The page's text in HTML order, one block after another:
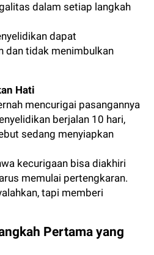
dalam setiap langkah
dapat
dan tidak menimbulkan
Hati
mencurigai pasangannya
berjalan 10 hari,
sedang menyiapkan
kecurigaan bisa diakhiri
memulai pertengkaran.
tapi memberi
Pertama yang